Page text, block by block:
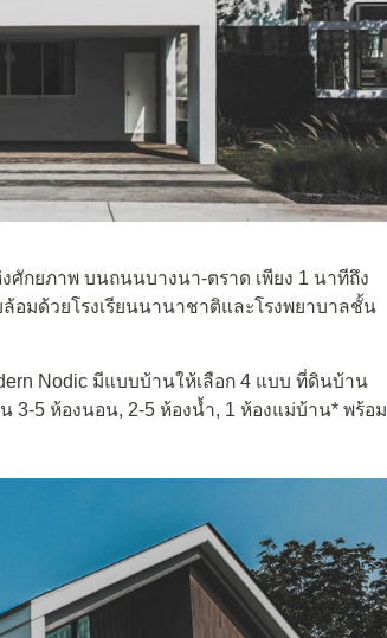
ศักยภาพ บนถนนบางนา-ตราด เพียง 1 นาทีถึง
อมด้วยโรงเรียนนานาชาติและโรงพยาบาลชั้น
Nodic มีแบบบ้านให้เลือก 4 แบบ ที่ดินบ้าน
3-5 ห้องนอน, 2-5 ห้องน้ำ, 1 ห้องแม่บ้าน* พร้อม